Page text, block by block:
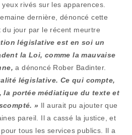
rivés sur les apparences.
dernière, dénoncé cette
jour par le récent meurtre
législative est en soi un
la Loi, comme la mauvaise
a dénoncé Rober Badinter.
législative. Ce qui compte,
la portée médiatique du texte et
» Il aurait pu ajouter que
pareil. Il a cassé la justice, et
tous les services publics. Il a